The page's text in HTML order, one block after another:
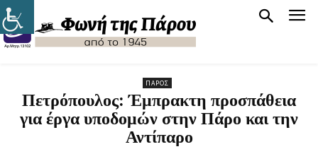
ΠΆΡΟΣ
Πετρόπουλος: Έμπρακτη προσπάθεια
για έργα υποδομών στην Πάρο και την
Αντίπαρο